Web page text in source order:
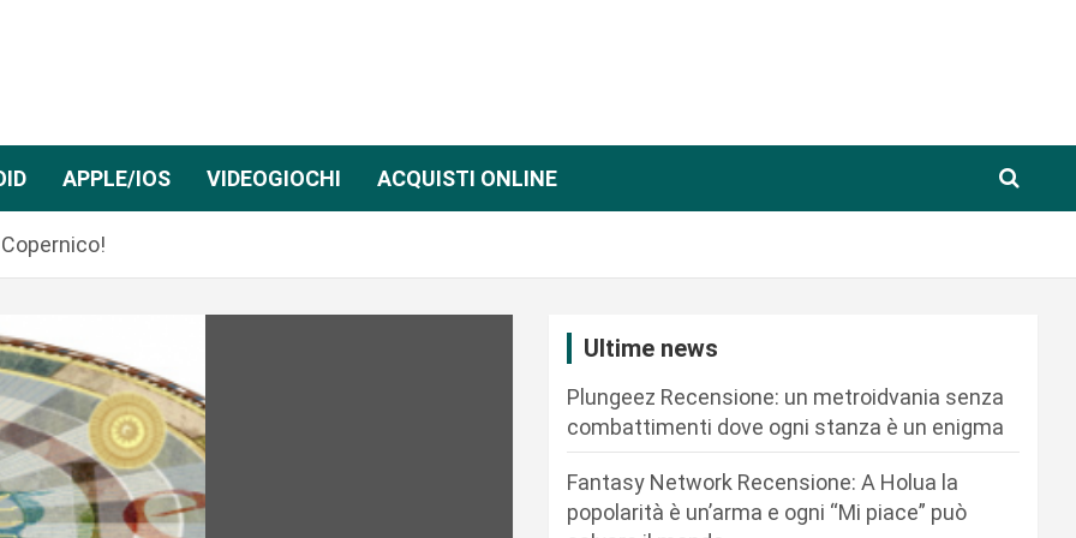
APPLE/IOS VIDEOGIOCHI ACQUISTI ONLINE
Ultime news
Plungeez Recensione: un metroidvania senza
combattimenti dove ogni stanza è un enigma
Fantasy Network Recensione: A Holua la
popolarità è un’arma e ogni “Mi piace” può